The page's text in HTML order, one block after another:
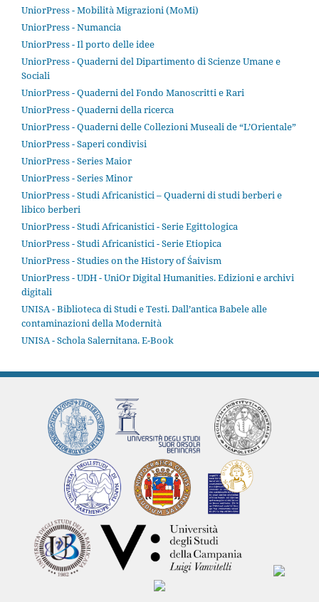
UniorPress - Mobilità Migrazioni (MoMi)
UniorPress - Numancia
UniorPress - Il porto delle idee
UniorPress - Quaderni del Dipartimento di Scienze Umane e
Sociali
UniorPress - Quaderni del Fondo Manoscritti e Rari
UniorPress - Quaderni della ricerca
UniorPress - Quaderni delle Collezioni Museali de “L’Orientale”
UniorPress - Saperi condivisi
UniorPress - Series Maior
UniorPress - Series Minor
UniorPress - Studi Africanistici – Quaderni di studi berberi e
libico berberi
UniorPress - Studi Africanistici - Serie Egittologica
UniorPress - Studi Africanistici - Serie Etiopica
UniorPress - Studies on the History of Śaivism
UniorPress - UDH - UniOr Digital Humanities. Edizioni e archivi
digitali
UNISA - Biblioteca di Studi e Testi. Dall’antica Babele alle
contaminazioni della Modernità
UNISA - Schola Salernitana. E-Book